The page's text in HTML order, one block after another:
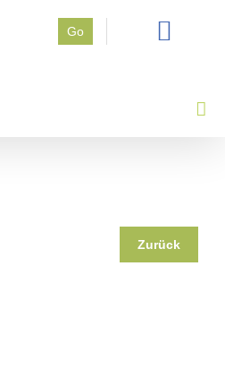
Go
Zurück